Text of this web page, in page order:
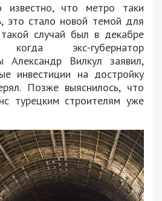
известно, что метро таки
это стало новой темой для
случай был в декабре
экс-губернатор
Александр Вилкул заявил,
инвестиции на достройку
Позже выяснилось, что
турецким строителям уже